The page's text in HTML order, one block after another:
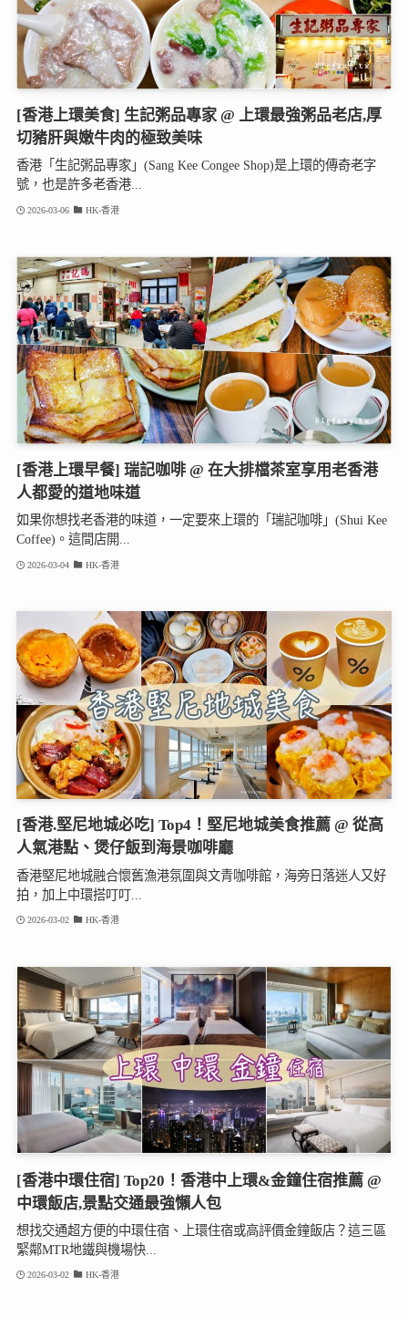
[香港上環美食] 生記粥品專家 @ 上環最強粥品老店,厚
切豬肝與嫩牛肉的極致美味
香港「生記粥品專家」(Sang Kee Congee Shop)是上環的傳奇老字
號，也是許多老香港...
2026-03-06 HK-香港
[香港上環早餐] 瑞記咖啡 @ 在大排檔茶室享用老香港
人都愛的道地味道
如果你想找老香港的味道，一定要來上環的「瑞記咖啡」(Shui Kee
Coffee)。這間店開...
2026-03-04 HK-香港
[香港.堅尼地城必吃] Top4！堅尼地城美食推薦 @ 從高
人氣港點、煲仔飯到海景咖啡廳
香港堅尼地城融合懷舊漁港氛圍與文青咖啡館，海旁日落迷人又好
拍，加上中環搭叮叮...
2026-03-02 HK-香港
[香港中環住宿] Top20！香港中上環&金鐘住宿推薦 @
中環飯店,景點交通最強懶人包
想找交通超方便的中環住宿、上環住宿或高評價金鐘飯店？這三區
緊鄰MTR地鐵與機場快...
2026-03-02 HK-香港